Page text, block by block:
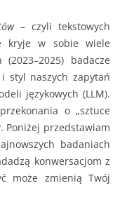
– czyli tekstowych
kryje w sobie wiele
badacze
styl naszych zapytań
językowych (LLM).
o „sztuce
Poniżej przedstawiam
badaniach
konwersacjom z
może zmienią Twój